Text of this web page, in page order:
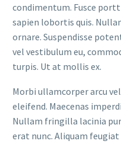
condimentum. Fusce
sapien lobortis quis.
ornare. Suspendisse
vel vestibulum eu,
turpis. Ut at mollis ex.
Morbi ullamcorper arcu
eleifend. Maecenas
Nullam fringilla lacinia
erat nunc. Aliquam